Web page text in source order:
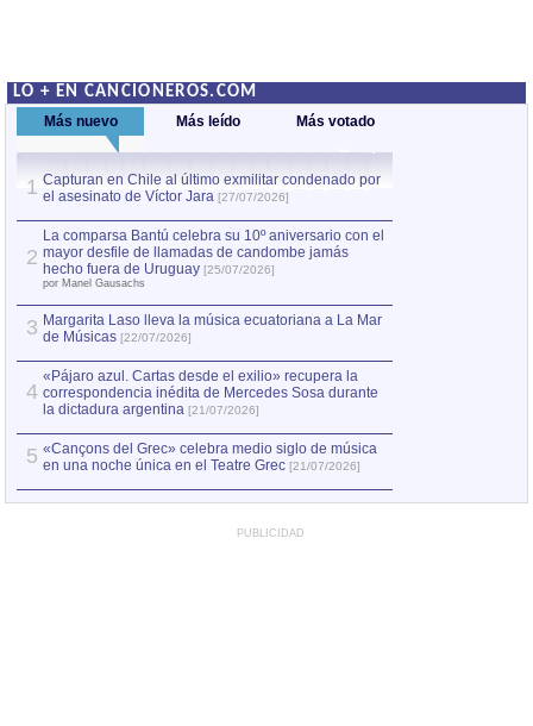
LO + EN CANCIONEROS.COM
Más nuevo Más leído Más votado
1 Capturan en Chile al último exmilitar condenado por
el asesinato de Víctor Jara [27/07/2026]
2
La comparsa Bantú celebra su 10º aniversario con el
mayor desfile de llamadas de candombe jamás
hecho fuera de Uruguay [25/07/2026]
por Manel Gausachs
3 Margarita Laso lleva la música ecuatoriana a La Mar
de Músicas [22/07/2026]
4
«Pájaro azul. Cartas desde el exilio» recupera la
correspondencia inédita de Mercedes Sosa durante
la dictadura argentina [21/07/2026]
5 «Cançons del Grec» celebra medio siglo de música
en una noche única en el Teatre Grec [21/07/2026]
PUBLICIDAD